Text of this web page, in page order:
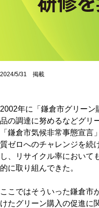
2024/5/31 掲載
2002年に「鎌倉市グリー
品の調達に努めるなどグリ
「鎌倉市気候非常事態宣
質ゼロへのチャレンジを続
し、リサイクル率において
的に取り組んできた。
ここではそういった鎌倉市
けたグリーン購入の促進に